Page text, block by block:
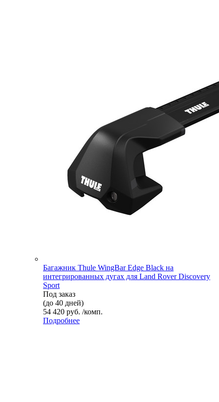
Багажник Thule WingBar Edge Black на
интегрированных дугах для Land Rover Discovery
Sport
Под заказ
(до 40 дней)
54 420 руб. /комп.
Подробнее